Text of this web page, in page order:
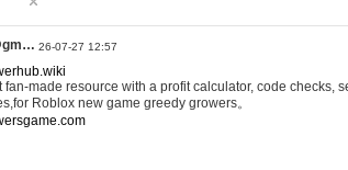
26-07-27 12:57
made resource with a profit calculator, code checks,
Roblox new game greedy growers。